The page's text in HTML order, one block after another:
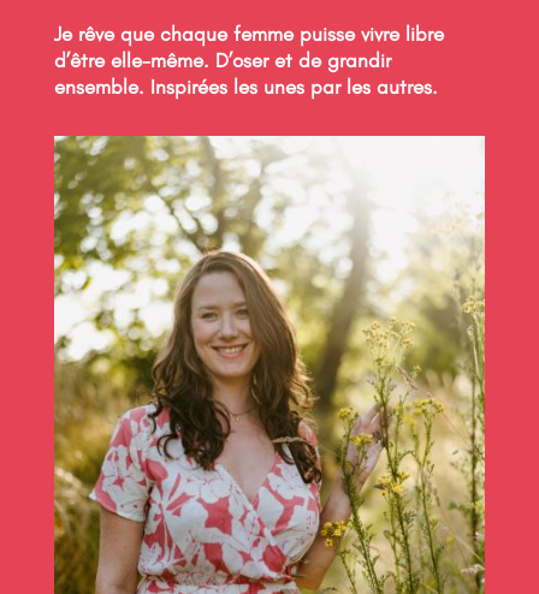
Je rêve que chaque femme puisse vivre libre
d’être elle-même. D’oser et de grandir
ensemble. Inspirées les unes par les autres.